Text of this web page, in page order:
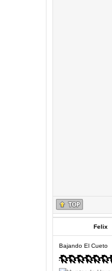
Felix
Bajando El Cueto